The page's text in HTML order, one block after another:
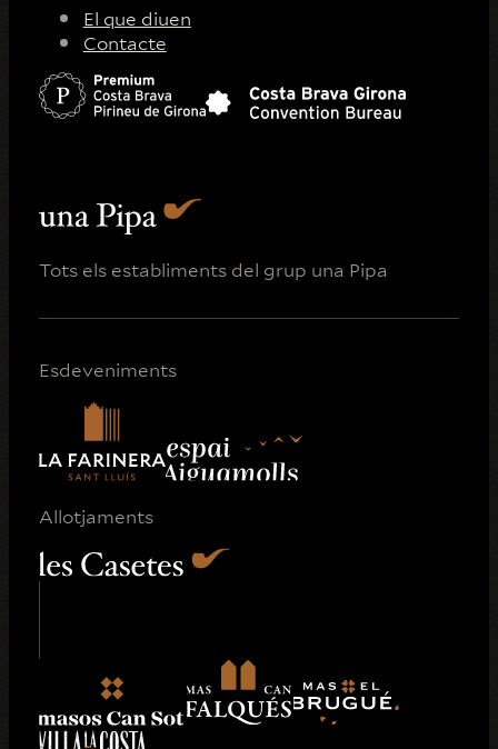
El que diuen
Contacte
Tots els establiments del grup una Pipa
Esdeveniments
Allotjaments